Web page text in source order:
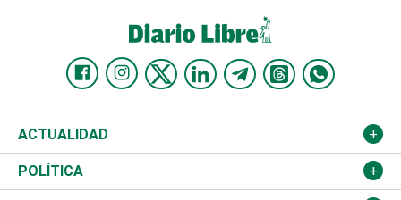
ACTUALIDAD
Nacional
POLÍTICA